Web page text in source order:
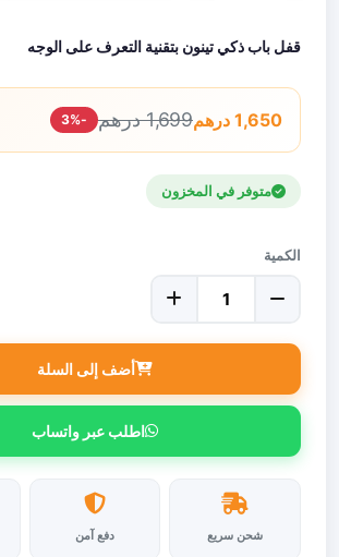
قفل باب ذكي تينون بتقنية التعرف على الوجه
1,650 درهم 1,699 درهم -3%
متوفر في المخزون
الكمية
أضف إلى السلة
اطلب عبر واتساب
شحن سريع دفع آمن